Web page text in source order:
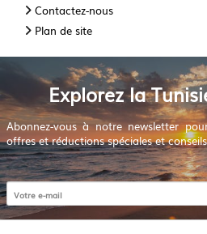
Contactez-nous
Plan de site
Explorez la
Abonnez-vous à notre newsletter
offres et réductions spéciales et